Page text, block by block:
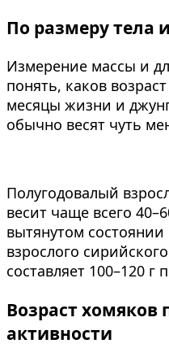
По размеру тела
Измерение массы и
понять, каков
месяцы жизни и
обычно весят чуть
Полугодовалый
весит чаще всего
вытянутом
взрослого
составляет 100–120 г
Возраст хомяков
активности